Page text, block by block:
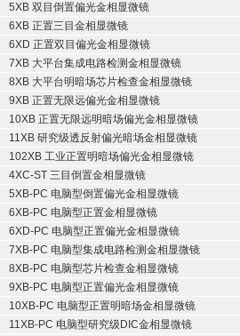
5XB 双目倒置偏光金相显微镜
6XB 正置三目金相显微镜
6XD 正置双目偏光金相显微镜
7XB 大平台集成电路检测金相显微镜
8XB 大平台明暗场芯片检查金相显微镜
9XB 正置无限远偏光金相显微镜
10XB 正置无限远明暗场偏光金相显微镜
11XB 研究级透反射偏光暗场金相显微镜
102XB 工业正置明暗场偏光金相显微镜
4XC-ST 三目倒置金相显微镜
5XB-PC 电脑型倒置偏光金相显微镜
6XB-PC 电脑型正置金相显微镜
6XD-PC 电脑型正置偏光金相显微镜
7XB-PC 电脑型集成电路检测金相显微镜
8XB-PC 电脑型芯片检查金相显微镜
9XB-PC 电脑型正置偏光金相显微镜
10XB-PC 电脑型正置明暗场金相显微镜
11XB-PC 电脑型研究级DIC金相显微镜